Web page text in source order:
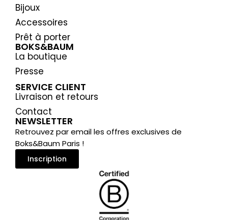
Bijoux
Accessoires
Prêt à porter
BOKS&BAUM
La boutique
Presse
SERVICE CLIENT
Livraison et retours
Contact
NEWSLETTER
Retrouvez par email les offres exclusives de
Boks&Baum Paris !
Inscription